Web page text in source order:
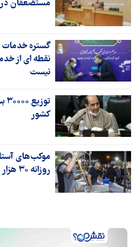
مستضعفان در
گستره
نقطه ای از
نیست
کشور
موکب‌های
روزانه ۳۰ هزار پرس غذای گرم در شلمچه و مهران